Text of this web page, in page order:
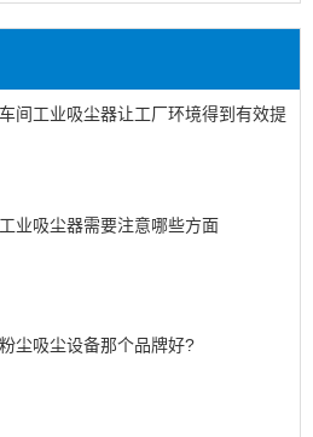
间工业吸尘器让工厂环境得到有效提
业吸尘器需要注意哪些方面
尘吸尘设备那个品牌好?